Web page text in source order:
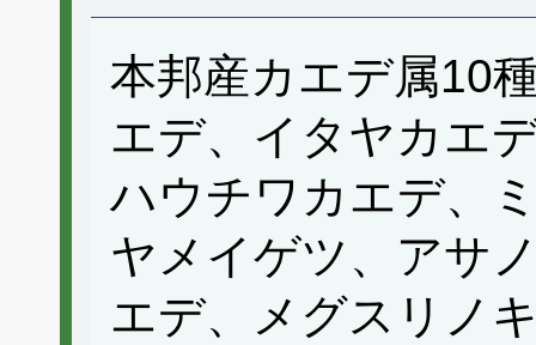
本邦産カエデ属10
エデ、イタヤカエ
ハウチワカエデ、
ヤメイゲツ、アサ
エデ、メグスリノ